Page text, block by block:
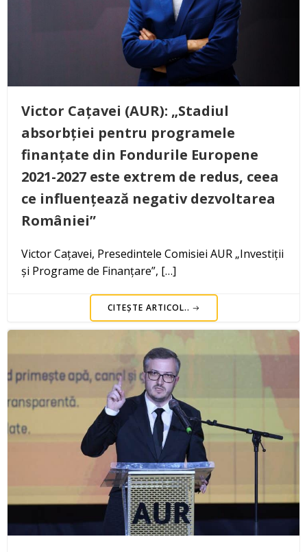
Victor Cațavei (AUR): „Stadiul
absorbției pentru programele
finanțate din Fondurile Europene
2021-2027 este extrem de redus, ceea
ce influențează negativ dezvoltarea
României”
Victor Cațavei, Presedintele Comisiei AUR „Investiții
și Programe de Finanțare”, […]
CITEȘTE ARTICOL..